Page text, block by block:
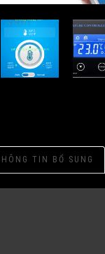
TIN BỔ SUNG